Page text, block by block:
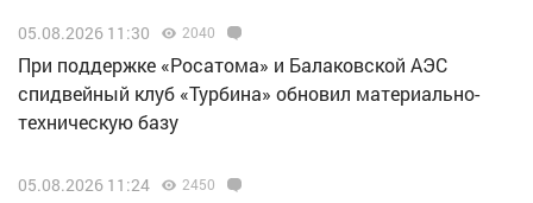
05.08.2026 11:30 2040
При поддержке «Росатома» и Балаковской АЭС
спидвейный клуб «Турбина» обновил материально-
техническую базу
05.08.2026 11:24 2450